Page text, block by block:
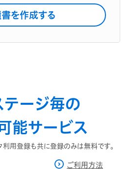
を作成する
ージ毎の
能サービス
用登録も共に登録のみは無料です。
ご利用方法